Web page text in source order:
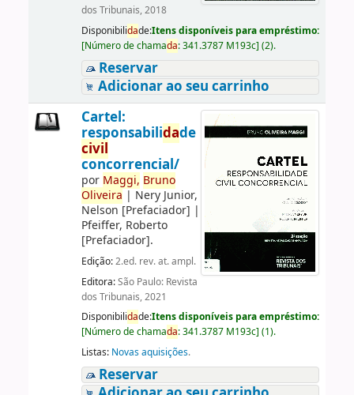
dos Tribunais, 2018
Disponibilidade:Itens disponíveis para empréstimo:
[Número de chamada:341.3787 M193c] (2).
Reservar
Adicionar ao seu carrinho
Cartel:
responsabilidade
civil
concorrencial/
por Maggi, Bruno
Oliveira | Nery Junior,
Nelson [Prefaciador] |
Pfeiffer, Roberto
[Prefaciador].
Edição:2.ed. rev. at. ampl.
Editora:São Paulo: Revista
dos Tribunais, 2021
Disponibilidade:Itens disponíveis para empréstimo:
[Número de chamada:341.3787 M193c] (1).
Listas: Novas aquisições.
Reservar